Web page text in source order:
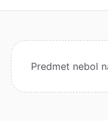
Predmet nebol